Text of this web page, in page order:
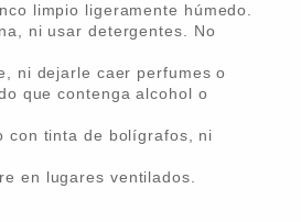
limpio ligeramente húmedo.
ni usar detergentes. No
ni dejarle caer perfumes o
que contenga alcohol o
con tinta de bolígrafos, ni
en lugares ventilados.